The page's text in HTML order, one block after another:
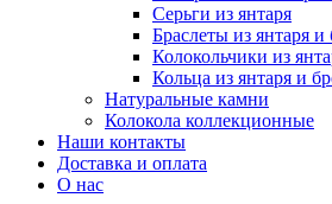
Серьги из янтаря
Браслеты из янтаря и
Колокольчики из
Кольца из янтаря и
Натуральные камни
Колокола коллекционные
Наши контакты
Доставка и оплата
О нас